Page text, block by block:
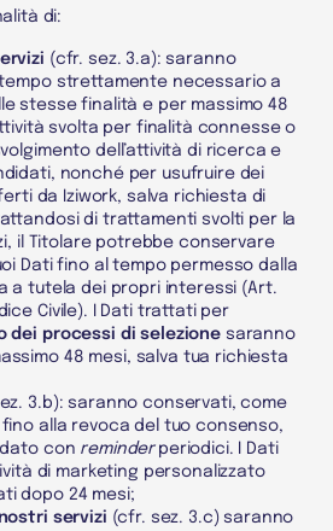
di:
(cfr. sez. 3.a): saranno
strettamente necessario a
stesse finalità e per massimo 48
svolta per finalità connesse o
dell’attività di ricerca e
nonché per usufruire dei
da Iziwork, salva richiesta di
di trattamenti svolti per la
il
Titolare potrebbe conservare
Dati fino al tempo permesso dalla
a tutela dei propri interessi (Art.
Civile). I Dati trattati per
dei processi di selezione saranno
48 mesi, salva tua richiesta
3.b): saranno conservati, come
alla revoca del tuo consenso,
con reminder periodici. I Dati
di marketing personalizzato
dopo 24 mesi;
servizi (cfr. sez. 3.c) saranno